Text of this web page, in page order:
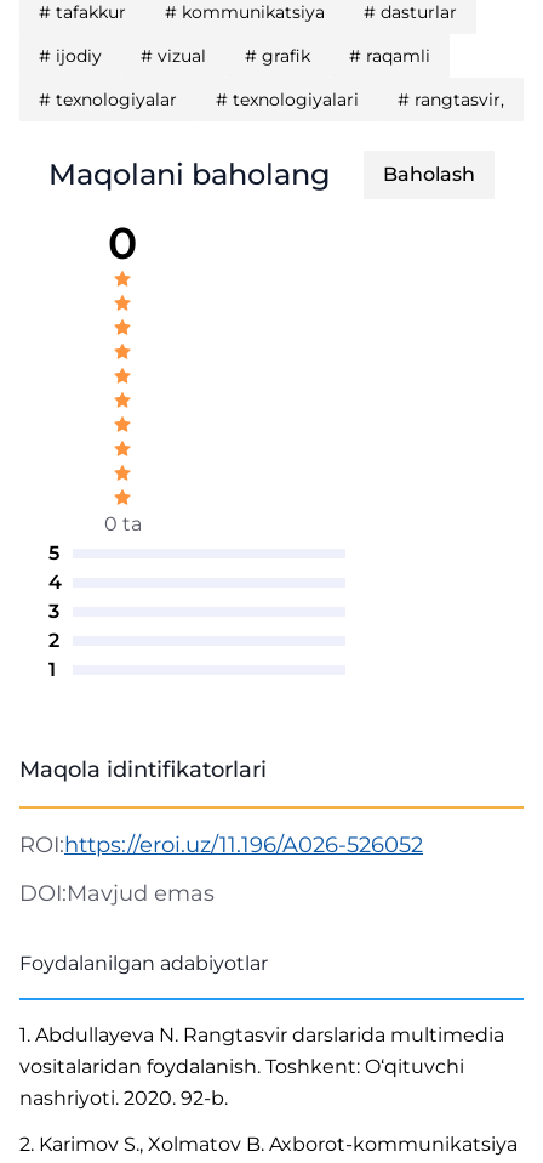
# tafakkur # kommunikatsiya # dasturlar
# ijodiy # vizual # grafik # raqamli
# texnologiyalar # texnologiyalari # rangtasvir,
Maqolani baholang Baholash
0
0 ta
5
4
3
2
1
Maqola idintifikatorlari
ROI:https://eroi.uz/11.196/A026-526052
DOI:Mavjud emas
Foydalanilgan adabiyotlar
1. Abdullayeva N. Rangtasvir darslarida multimedia
vositalaridan foydalanish. Toshkent: O‘qituvchi
nashriyoti. 2020. 92-b.
2. Karimov S., Xolmatov B. Axborot-kommunikatsiya